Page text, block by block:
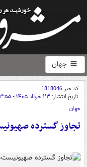
جهان
کد خبر1818046
تاریخ انتشار: ۲۳ خرداد ۱۴۰۵ - ۱۳:۵۵
جهان
تجاوز گسترده